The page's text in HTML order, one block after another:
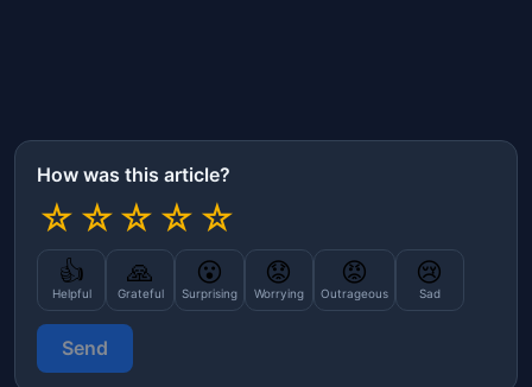
How was this article?
☆ ☆☆ ☆ ☆
👍
Helpful
🙏
Grateful
😮
Surprising
😟
Worrying
😡
Outrageous
😢
Sad
Send